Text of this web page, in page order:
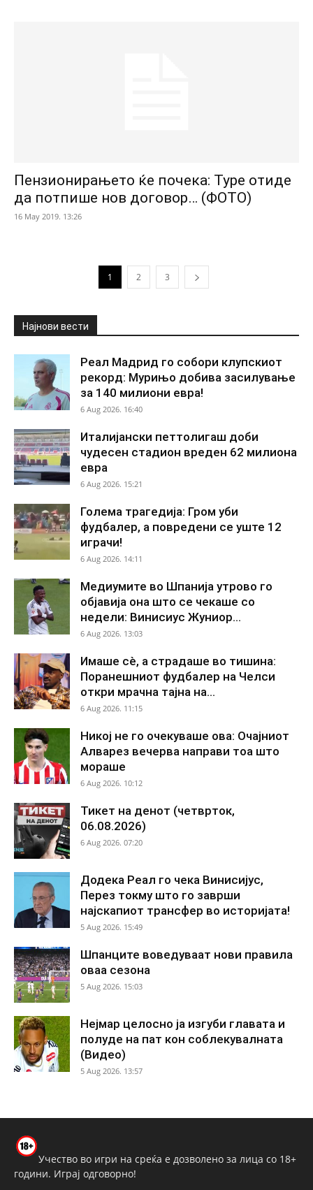
Пензионирањето ќе почека: Туре отиде
да потпише нов договор… (ФОТО)
16 May 2019. 13:26
1 2 3
Најнови вести
Реал Мадрид го собори клупскиот
рекорд: Мурињо добива засилување
за 140 милиони евра!
6 Aug 2026. 16:40
Италијански петтолигаш доби
чудесен стадион вреден 62 милиона
евра
6 Aug 2026. 15:21
Голема трагедија: Гром уби
фудбалер, а повредени се уште 12
играчи!
6 Aug 2026. 14:11
Медиумите во Шпанија утрово го
објавија она што се чекаше со
недели: Винисиус Жуниор...
6 Aug 2026. 13:03
Имаше сè, а страдаше во тишина:
Поранешниот фудбалер на Челси
откри мрачна тајна на...
6 Aug 2026. 11:15
Никој не го очекуваше ова: Очајниот
Алварез вечерва направи тоа што
мораше
6 Aug 2026. 10:12
Тикет на денот (четврток,
06.08.2026)
6 Aug 2026. 07:20
Додека Реал го чека Винисијус,
Перез токму што го заврши
најскапиот трансфер во историјата!
5 Aug 2026. 15:49
Шпанците воведуваат нови правила
оваа сезона
5 Aug 2026. 15:03
Нејмар целосно ја изгуби главата и
полуде на пат кон соблекувалната
(Видео)
5 Aug 2026. 13:57
Учество во игри на среќа е дозволено за лица со 18+
години. Играј одговорно!